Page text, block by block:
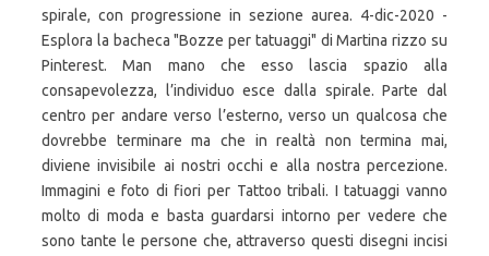
spirale, con progressione in sezione aurea. 4-dic-2020 -
Esplora la bacheca "Bozze per tatuaggi" di Martina rizzo su
Pinterest. Man mano che esso lascia spazio alla
consapevolezza, l’individuo esce dalla spirale. Parte dal
centro per andare verso l’esterno, verso un qualcosa che
dovrebbe terminare ma che in realtà non termina mai,
diviene invisibile ai nostri occhi e alla nostra percezione.
Immagini e foto di fiori per Tattoo tribali. I tatuaggi vanno
molto di moda e basta guardarsi intorno per vedere che
sono tante le persone che, attraverso questi disegni incisi